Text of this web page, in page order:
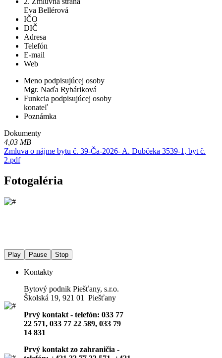
Eva Bellérová
IČO
DIČ
Adresa
Telefón
E-mail
Web
Meno podpisujúcej osoby
Mgr. Naďa Rybáriková
Funkcia podpisujúcej osoby
konateľ
Poznámka
Dokumenty
4,03 MB
Zmluva o nájme bytu č. 39-Ča-2026- A. Dubčeka 3539-1, byt č.
2.pdf
Fotogaléria
Play Pause Stop
Kontakty
Bytový podnik Piešťany, s.r.o.
Školská 19, 921 01 Piešťany
Prvý kontakt - telefón: 033 77
22 571, 033 77 22 589, 033 79
14 831
Prvý kontakt zo zahraničia -